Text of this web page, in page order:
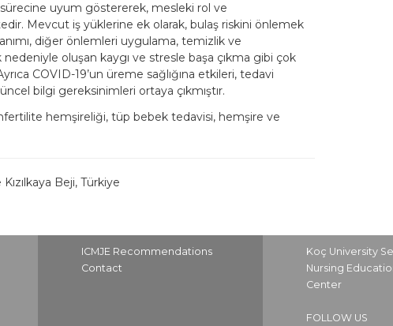
uyum göstererek, mesleki rol ve
Mevcut iş yüklerine ek olarak, bulaş riskini önlemek
diğer önlemleri uygulama, temizlik ve
oluşan kaygı ve stresle başa çıkma gibi çok
COVID-19’un üreme sağlığına etkileri, tedavi
bilgi gereksinimleri ortaya çıkmıştır.
hemşireliği, tüp bebek tedavisi, hemşire ve
Beji, Türkiye
ICMJE Recommendations
Contact
Koç University
Nursing
Center
FOLLOW US